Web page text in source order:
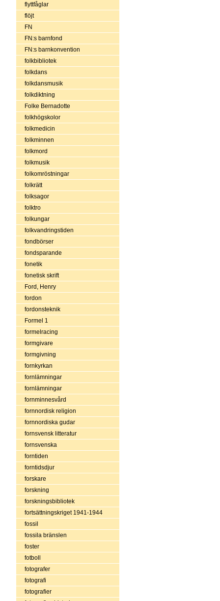
flyttfåglar
flöjt
FN
FN:s barnfond
FN:s barnkonvention
folkbibliotek
folkdans
folkdansmusik
folkdiktning
Folke Bernadotte
folkhögskolor
folkmedicin
folkminnen
folkmord
folkmusik
folkomröstningar
folkrätt
folksagor
folktro
folkungar
folkvandringstiden
fondbörser
fondsparande
fonetik
fonetisk skrift
Ford, Henry
fordon
fordonsteknik
Formel 1
formelracing
formgivare
formgivning
fornkyrkan
fornlämningar
fornlämningar
fornminnesvård
fornnordisk religion
fornnordiska gudar
fornsvensk litteratur
fornsvenska
forntiden
forntidsdjur
forskare
forskning
forskningsbibliotek
fortsättningskriget 1941-1944
fossil
fossila bränslen
foster
fotboll
fotografer
fotografi
fotografier